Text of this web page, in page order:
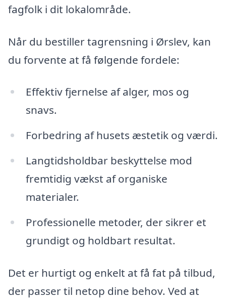
fagfolk i dit lokalområde.
Når du bestiller tagrensning i Ørslev, kan
du forvente at få følgende fordele:
Effektiv fjernelse af alger, mos og
snavs.
Forbedring af husets æstetik og værdi.
Langtidsholdbar beskyttelse mod
fremtidig vækst af organiske
materialer.
Professionelle metoder, der sikrer et
grundigt og holdbart resultat.
Det er hurtigt og enkelt at få fat på tilbud,
der passer til netop dine behov. Ved at